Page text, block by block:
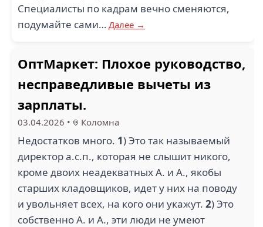
Специалисты по кадрам вечно сменяются,
подумайте сами… Далее →
ОптМаркет: Плохое руководство,
несправедливые вычеты из
зарплаты.
03.04.2026 • Коломна
Недостатков много. 1) Это так называемый
директор а.с.п., которая не слышит никого,
кроме двоих неадекватных А. и А., якобы
старших кладовщиков, идет у них на поводу
и увольняет всех, на кого они укажут. 2) Это
собственно А. и А., эти люди не умеют